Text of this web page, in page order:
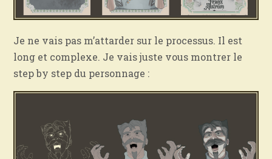
Je ne vais pas m’attarder sur le processus. Il est
long et complexe. Je vais juste vous montrer le
step by step du personnage :